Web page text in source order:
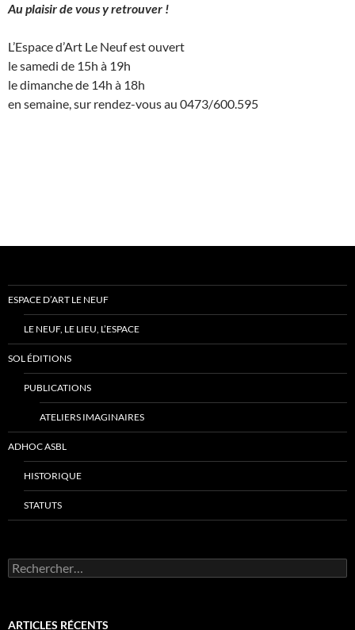
Au plaisir de vous y retrouver !
L’Espace d’Art Le Neuf est ouvert
le samedi de 15h à 19h
le dimanche de 14h à 18h
en semaine, sur rendez-vous au 0473/600.595
ESPACE D’ART LE NEUF
LE NEUF, LE LIEU, L’ESPACE
SOL ÉDITIONS
PUBLICATIONS
ATELIERS IMAGINAIRES
ADHOC ASBL
HISTORIQUE
STATUTS
Rechercher :
ARTICLES RÉCENTS